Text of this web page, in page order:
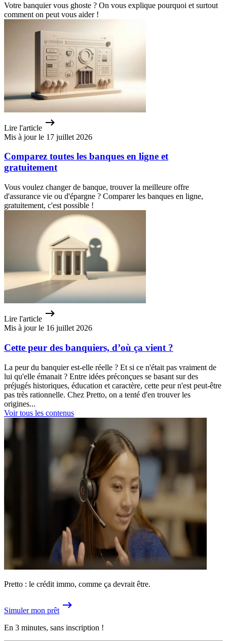
Votre banquier vous ghoste ? On vous explique pourquoi et surtout
comment on peut vous aider !
Lire l'article
Mis à jour le 17 juillet 2026
Comparez toutes les banques en ligne et
gratuitement
Vous voulez changer de banque, trouver la meilleure offre
d'assurance vie ou d'épargne ? Comparer les banques en ligne,
gratuitement, c'est possible !
Lire l'article
Mis à jour le 16 juillet 2026
Cette peur des banquiers, d’où ça vient ?
La peur du banquier est-elle réelle ? Et si ce n'était pas vraiment de
lui qu'elle émanait ? Entre idées préconçues se basant sur des
préjugés historiques, éducation et caractère, cette peur n'est peut-être
pas très rationnelle. Chez Pretto, on a tenté d'en trouver les
origines...
Voir tous les contenus
Pretto : le crédit immo, comme ça devrait être.
Simuler mon prêt
En 3 minutes, sans inscription !